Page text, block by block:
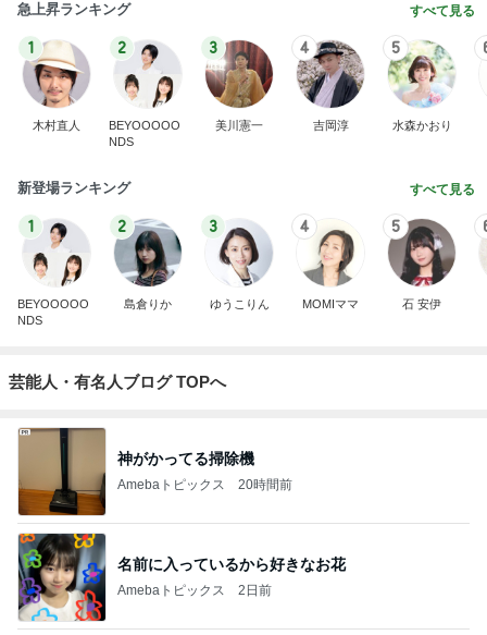
急上昇ランキング すべて見る
1
木村直人
2
BEYOOOOO
NDS
3
美川憲一
4
吉岡淳
5
水森かおり
新登場ランキング すべて見る
1
BEYOOOOO
NDS
2
島倉りか
3
ゆうこりん
4
MOMIママ
5
石 安伊
芸能人・有名人ブログ TOPへ
神がかってる掃除機
Amebaトピックス 20時間前
名前に入っているから好きなお花
Amebaトピックス 2日前